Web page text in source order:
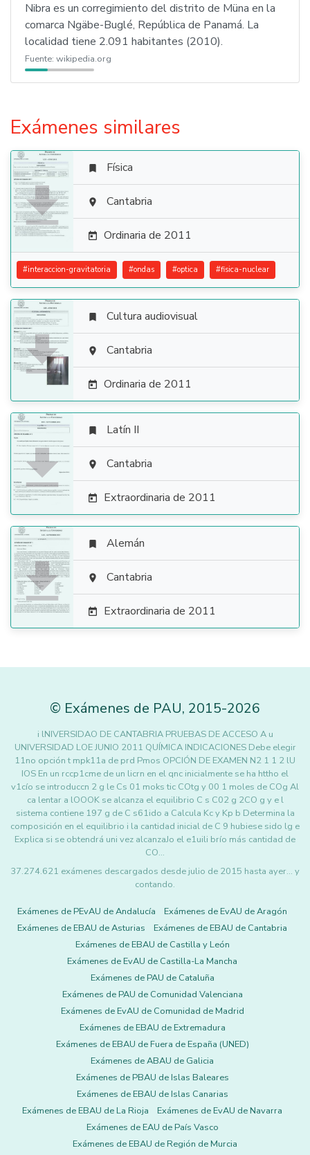
Nibra es un corregimiento del distrito de Müna en la
comarca Ngäbe-Buglé, República de Panamá. La
localidad tiene 2.091 habitantes (2010).
Fuente: wikipedia.org
Exámenes similares

 Física
 Cantabria
 Ordinaria de 2011
#interaccion-gravitatoria #ondas #optica #fisica-nuclear

 Cultura audiovisual
 Cantabria
 Ordinaria de 2011

 Latín II
 Cantabria
 Extraordinaria de 2011

 Alemán
 Cantabria
 Extraordinaria de 2011
© Exámenes de PAU, 2015-2026
i lNIVERSIDAO DE CANTABRIA PRUEBAS DE ACCESO A u
UNIVERSIDAD LOE JUNIO 2011 QUÍMICA INDICACIONES Debe elegir
11no opción t mpk11a de prd Pmos OPCIÓN DE EXAMEN N2 1 1 2 lU
IOS En un rccp1cme de un licrn en el qnc inicialmente se ha httho el
v1cío se introduccn 2 g le Cs 01 moks tic COtg y 00 1 moles de COg Al
ca lentar a lOOOK se alcanza el equilibrio C s C02 g 2CO g y e l
sistema contiene 197 g de C s61ido a Calcula Kc y Kp b Determina la
composición en el equilibrio i la cantidad inicial de C 9 hubiese sido lg e
Explica si se obtendrá uni vez alcanzaJo el e1uili brío más cantidad de
CO…
37.274.621 exámenes descargados desde julio de 2015 hasta ayer... y
contando.
Exámenes de PEvAU de Andalucía
Exámenes de EvAU de Aragón
Exámenes de EBAU de Asturias
Exámenes de EBAU de Cantabria
Exámenes de EBAU de Castilla y León
Exámenes de EvAU de Castilla-La Mancha
Exámenes de PAU de Cataluña
Exámenes de PAU de Comunidad Valenciana
Exámenes de EvAU de Comunidad de Madrid
Exámenes de EBAU de Extremadura
Exámenes de EBAU de Fuera de España (UNED)
Exámenes de ABAU de Galicia
Exámenes de PBAU de Islas Baleares
Exámenes de EBAU de Islas Canarias
Exámenes de EBAU de La Rioja
Exámenes de EvAU de Navarra
Exámenes de EAU de País Vasco
Exámenes de EBAU de Región de Murcia